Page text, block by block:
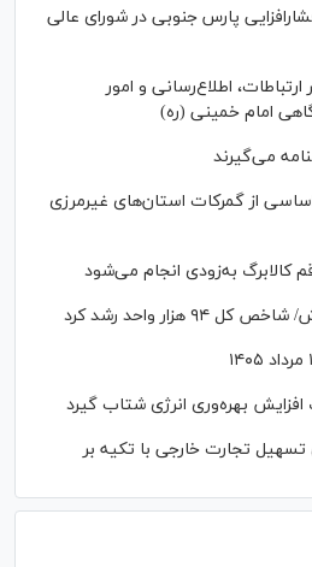
پارس جنوبی در شورای عالی
اطلاع‌رسانی و امور
امام خمینی (ره)
می‌گیرند
اساسی از گمرکات استان‌های غیرمرزی
کالابرگ به‌زودی انجام می‌شود
هزار واحد رشد کرد
بهره‌وری انرژی شتاب گیرد
تسهیل تجارت خارجی با تکیه بر